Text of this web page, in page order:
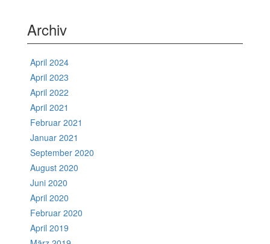
Archiv
April 2024
April 2023
April 2022
April 2021
Februar 2021
Januar 2021
September 2020
August 2020
Juni 2020
April 2020
Februar 2020
April 2019